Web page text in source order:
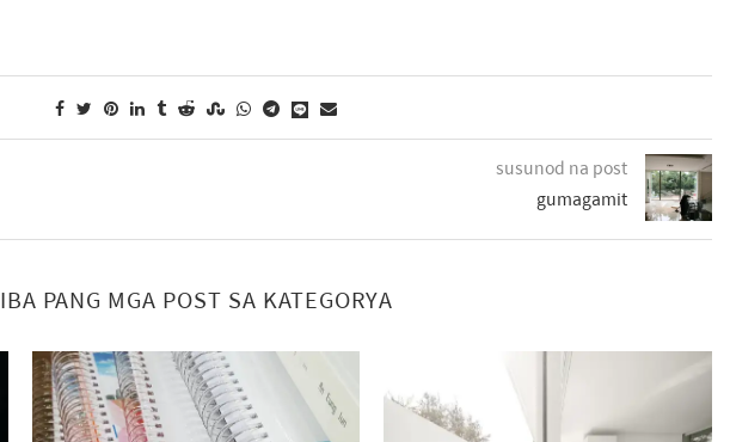
susunod na post
gumagamit
IBA PANG MGA POST SA KATEGORYA